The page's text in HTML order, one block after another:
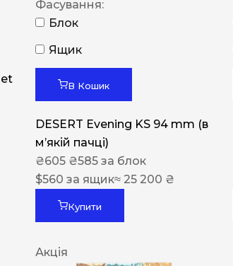
Фасування:
Блок
Ящик
В Кошик
DESERT Evening KS 94 mm (в
мʼякій пачці)
₴605 ₴585 за блок
$560 за ящик≈ 25 200 ₴
Купити
Акція